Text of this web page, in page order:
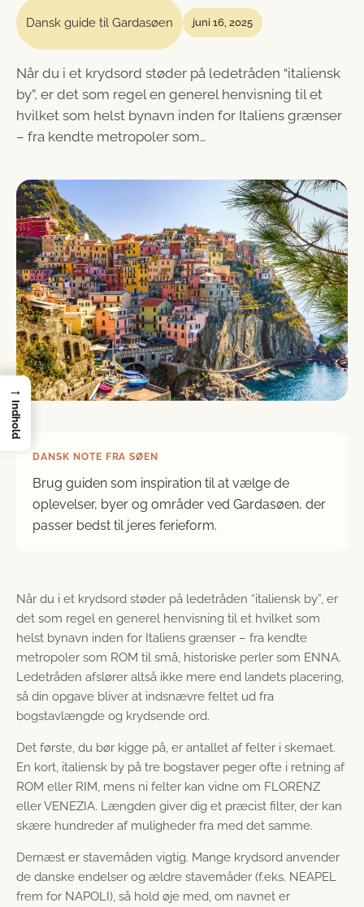
Dansk guide til Gardasøen juni 16, 2025
Når du i et krydsord støder på ledetråden “italiensk
by”, er det som regel en generel henvisning til et
hvilket som helst bynavn inden for Italiens grænser
– fra kendte metropoler som…
DANSK NOTE FRA SØEN
Brug guiden som inspiration til at vælge de
oplevelser, byer og områder ved Gardasøen, der
passer bedst til jeres ferieform.
Når du i et krydsord støder på ledetråden “italiensk by”, er
det som regel en generel henvisning til et hvilket som
helst bynavn inden for Italiens grænser – fra kendte
metropoler som ROM til små, historiske perler som ENNA.
Ledetråden afslører altså ikke mere end landets placering,
så din opgave bliver at indsnævre feltet ud fra
bogstavlængde og krydsende ord.
Det første, du bør kigge på, er antallet af felter i skemaet.
En kort, italiensk by på tre bogstaver peger ofte i retning af
ROM eller RIM, mens ni felter kan vidne om FLORENZ
eller VENEZIA. Længden giver dig et præcist filter, der kan
skære hundreder af muligheder fra med det samme.
Dernæst er stavemåden vigtig. Mange krydsord anvender
de danske endelser og ældre stavemåder (f.eks. NEAPEL
frem for NAPOLI), så hold øje med, om navnet er
→
Indhold